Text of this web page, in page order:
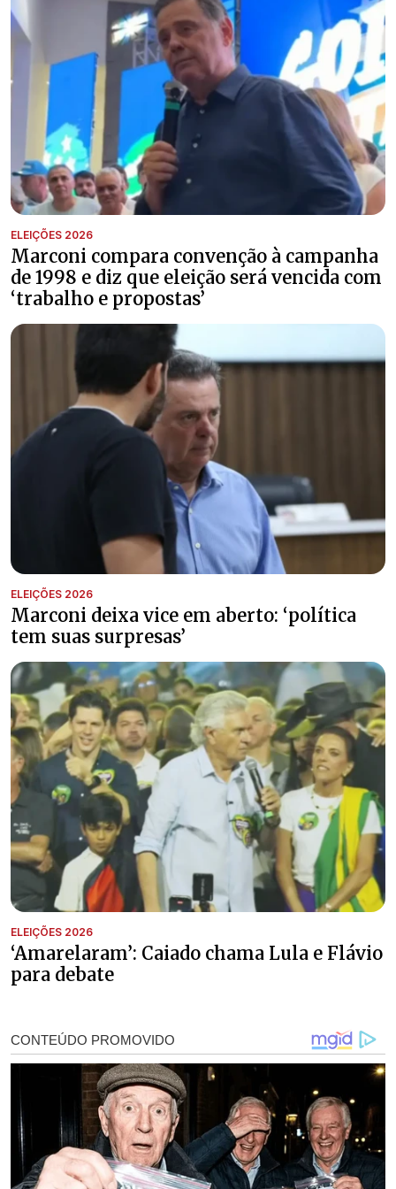
ELEIÇÕES 2026
Marconi compara convenção à campanha
de 1998 e diz que eleição será vencida com
‘trabalho e propostas’
ELEIÇÕES 2026
Marconi deixa vice em aberto: ‘política
tem suas surpresas’
ELEIÇÕES 2026
‘Amarelaram’: Caiado chama Lula e Flávio
para debate